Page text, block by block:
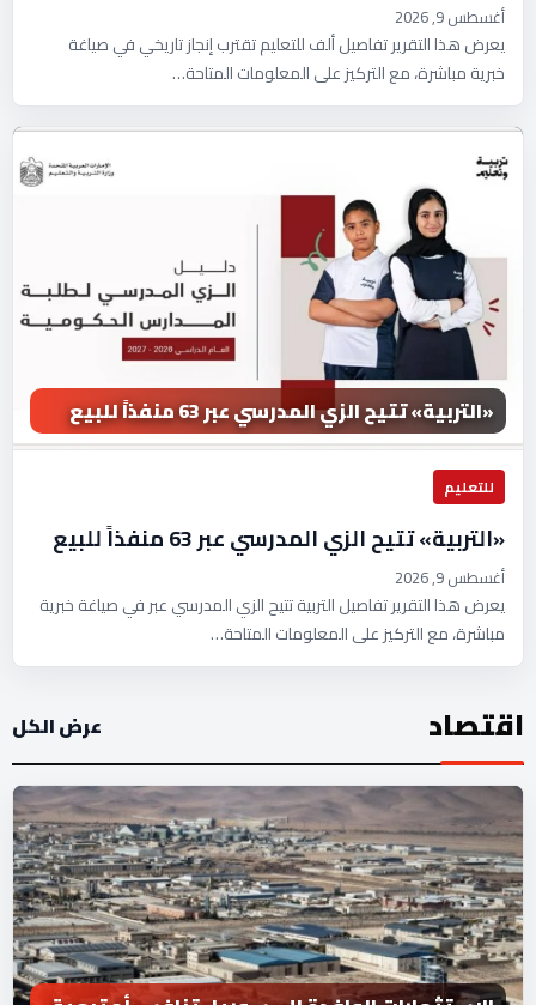
أغسطس 9, 2026
يعرض هذا التقرير تفاصيل ألف للتعليم تقترب إنجاز تاريخي في صياغة
خبرية مباشرة، مع التركيز على المعلومات المتاحة…
«التربية» تتيح الزي المدرسي عبر 63 منفذاً للبيع
للتعليم
«التربية» تتيح الزي المدرسي عبر 63 منفذاً للبيع
أغسطس 9, 2026
يعرض هذا التقرير تفاصيل التربية تتيح الزي المدرسي عبر في صياغة خبرية
مباشرة، مع التركيز على المعلومات المتاحة…
اقتصاد عرض الكل